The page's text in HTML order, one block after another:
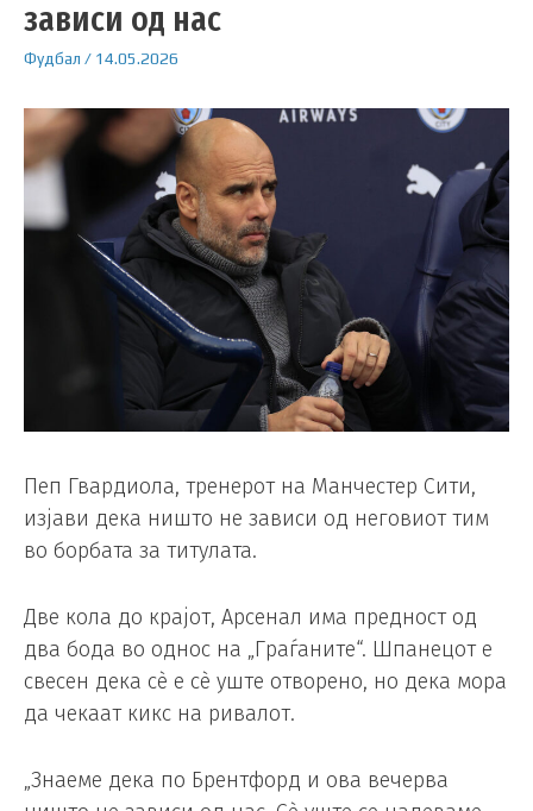
зависи од нас
Фудбал / 14.05.2026
Пеп Гвардиола, тренерот на Манчестер Сити,
изјави дека ништо не зависи од неговиот тим
во борбата за титулата.
Две кола до крајот, Арсенал има предност од
два бода во однос на „Граѓаните“. Шпанецот е
свесен дека сè е сè уште отворено, но дека мора
да чекаат кикс на ривалот.
„Знаеме дека по Брентфорд и ова вечерва